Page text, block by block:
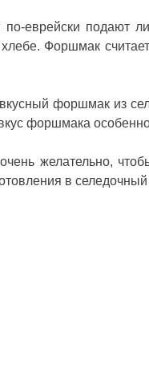
по-еврейски
Форшмак
форшмак из
форшмака
желательно,
в